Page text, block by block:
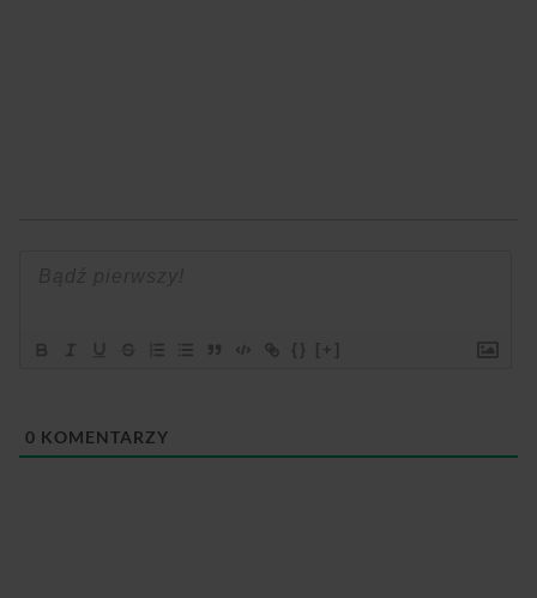
{} [+]
0 KOMENTARZY